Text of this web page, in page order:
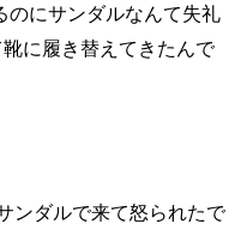
のにサンダルなんて失礼
に履き替えてきたんで
ンダルで来て怒られたで